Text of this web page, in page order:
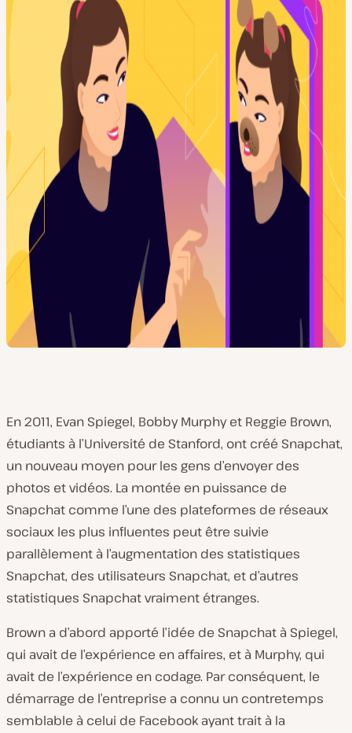
En 2011, Evan Spiegel, Bobby Murphy et Reggie Brown,
étudiants à l’Université de Stanford, ont créé Snapchat,
un nouveau moyen pour les gens d’envoyer des
photos et vidéos. La montée en puissance de
Snapchat comme l’une des plateformes de réseaux
sociaux les plus influentes peut être suivie
parallèlement à l’augmentation des statistiques
Snapchat, des utilisateurs Snapchat, et d’autres
statistiques Snapchat vraiment étranges.
Brown a d’abord apporté l’idée de Snapchat à Spiegel,
qui avait de l’expérience en affaires, et à Murphy, qui
avait de l’expérience en codage. Par conséquent, le
démarrage de l’entreprise a connu un contretemps
semblable à celui de Facebook ayant trait à la